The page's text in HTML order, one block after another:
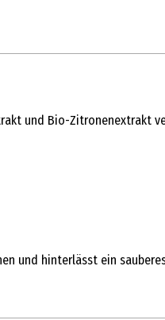
und Bio-Zitronenextrakt
und hinterlässt ein